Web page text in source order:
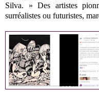
Silva. » Des artistes
surréalistes ou futuristes,